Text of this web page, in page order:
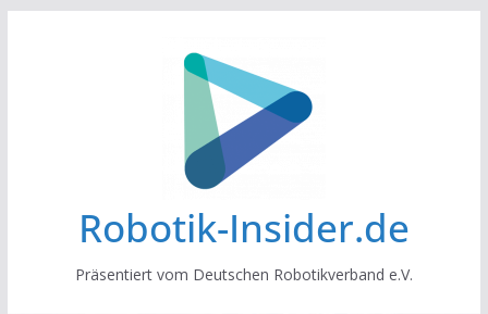
Robotik-Insider.de
Präsentiert vom Deutschen Robotikverband e.V.